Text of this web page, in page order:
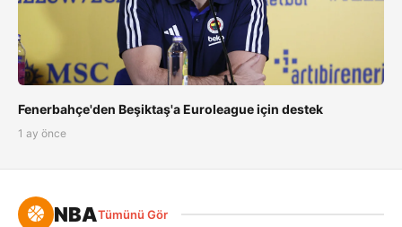
Fenerbahçe'den Beşiktaş'a Euroleague için destek
1 ay önce
NBATümünü Gör